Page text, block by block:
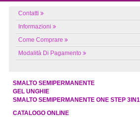
Contatti
Informazioni
Come Comprare
Modalità Di Pagamento
SMALTO SEMIPERMANENTE
GEL UNGHIE
SMALTO SEMIPERMANENTE ONE STEP 3IN1
CATALOGO ONLINE